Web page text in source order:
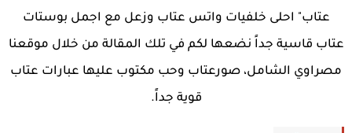
عتاب" احلى خلفيات واتس عتاب وزعل مع اجمل بوستات
عتاب قاسية جداً نضعها لكم في تلك المقالة من خلال موقعنا
مصراوي الشامل، صورعتاب وحب مكتوب عليها عبارات عتاب
قوية جداً.